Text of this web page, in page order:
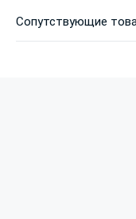
Сопутствующие